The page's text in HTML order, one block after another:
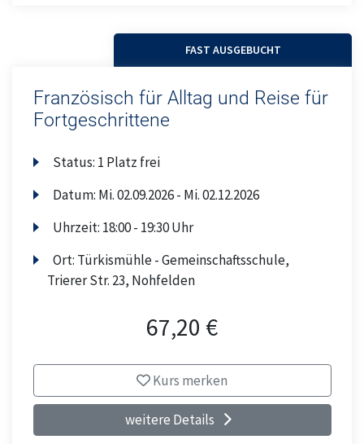
FAST AUSGEBUCHT
Französisch für Alltag und Reise für
Fortgeschrittene
Status: 1 Platz frei
Datum: Mi.02.09.2026 - Mi.02.12.2026
Uhrzeit: 18:00 - 19:30 Uhr
Ort: Türkismühle - Gemeinschaftsschule,
Trierer Str. 23, Nohfelden
67,20 €
Kurs merken
weitere Details